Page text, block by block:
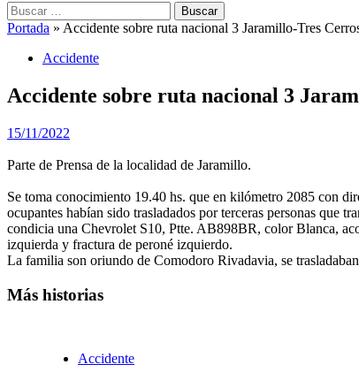
Buscar:
Portada » Accidente sobre ruta nacional 3 Jaramillo-Tres
Accidente
Accidente sobre ruta nacional 3
15/11/2022
Parte de Prensa de la localidad de Jaramillo.
Se toma conocimiento 19.40 hs. que en kilómetro 2085 con
ocupantes habían sido trasladados por terceras personas que
condicia una Chevrolet S10, Ptte. AB898BR, color Blanca,
izquierda y fractura de peroné izquierdo.
La familia son oriundo de Comodoro Rivadavia, se
Más historias
Accidente